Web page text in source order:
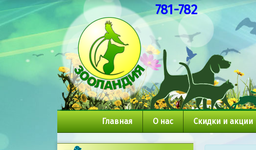
781-782
Главная О нас Скидки и акции